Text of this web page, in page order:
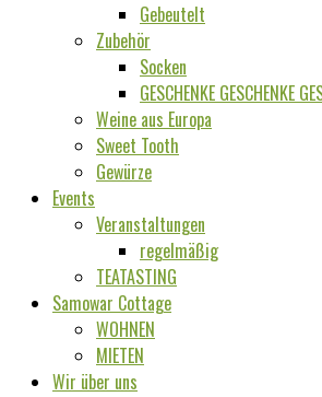
Gebeutelt
Zubehör
Socken
GESCHENKE GESCHENKE
Weine aus Europa
Sweet Tooth
Gewürze
Events
Veranstaltungen
regelmäßig
TEATASTING
Samowar Cottage
WOHNEN
MIETEN
Wir über uns